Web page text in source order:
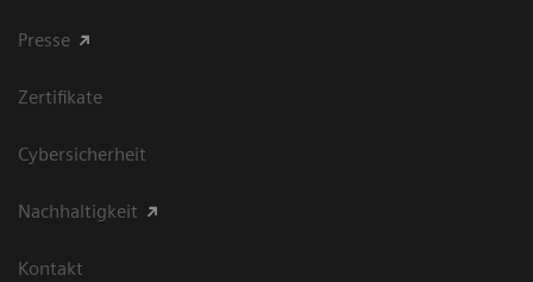
Presse
Zertifikate
Cybersicherheit
Nachhaltigkeit
Kontakt